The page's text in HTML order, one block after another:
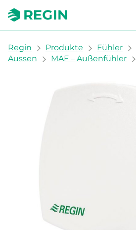
You are here:
Regin Produkte Fühler
Aussen
MAF – Außenfühler